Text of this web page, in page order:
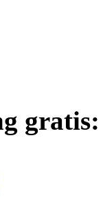
gratis: